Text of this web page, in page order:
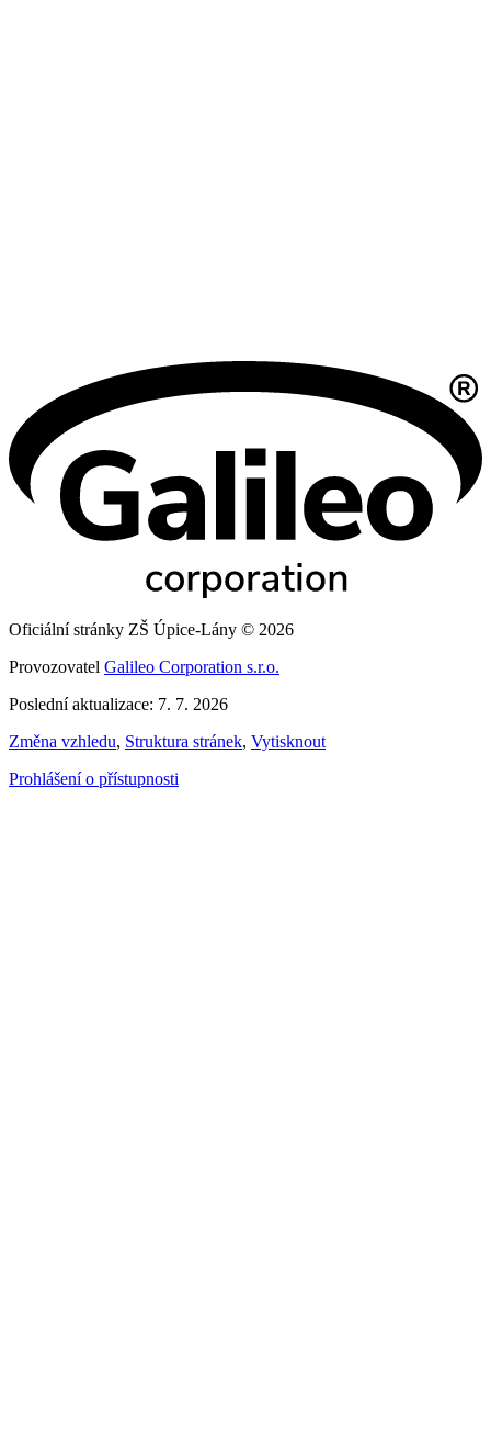
Oficiální stránky ZŠ Úpice-Lány © 2026
Provozovatel Galileo Corporation s.r.o.
Poslední aktualizace: 7. 7. 2026
Změna vzhledu, Struktura stránek, Vytisknout
Prohlášení o přístupnosti